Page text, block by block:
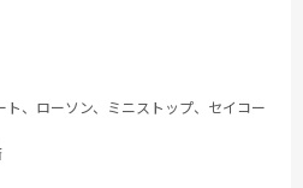
ト、ローソン、ミニストップ、セイコー